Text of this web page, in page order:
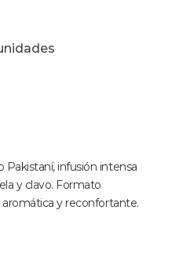
Pakistaní, infusión intensa
y clavo. Formato
aromática y reconfortante.